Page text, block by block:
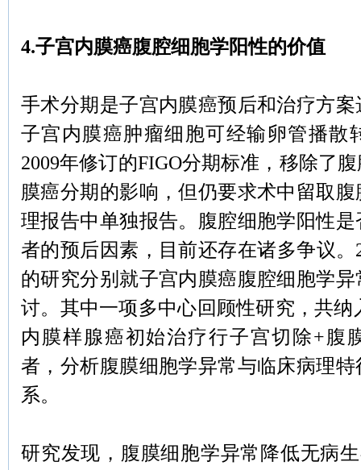
4.子宫内膜癌腹腔细胞学阳性的价值
手术分期是子宫内膜癌预后和治疗方
子宫内膜癌肿瘤细胞可经输卵管播散
2009年修订的FIGO分期标准，移除了
膜癌分期的影响，但仍要求术中留取
理报告中单独报告。腹腔细胞学阳性
者的预后因素，目前还存在诸多争议。
的研究分别就子宫内膜癌腹腔细胞学
讨。其中一项多中心回顾性研究，共纳
内膜样腺癌初始治疗行子宫切除+腹
者，分析腹膜细胞学异常与临床病理
系。
研究发现，腹膜细胞学异常降低无病